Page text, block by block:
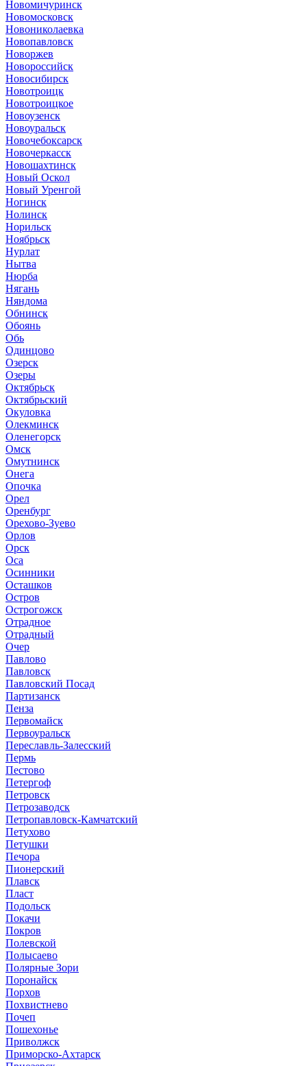
Новомичуринск
Новомосковск
Новониколаевка
Новопавловск
Новоржев
Новороссийск
Новосибирск
Новотроицк
Новотроицкое
Новоузенск
Новоуральск
Новочебоксарск
Новочеркасск
Новошахтинск
Новый Оскол
Новый Уренгой
Ногинск
Нолинск
Норильск
Ноябрьск
Нурлат
Нытва
Нюрба
Нягань
Няндома
Обнинск
Обоянь
Обь
Одинцово
Озерск
Озеры
Октябрьск
Октябрьский
Окуловка
Олекминск
Оленегорск
Омск
Омутнинск
Онега
Опочка
Орел
Оренбург
Орехово-Зуево
Орлов
Орск
Оса
Осинники
Осташков
Остров
Острогожск
Отрадное
Отрадный
Очер
Павлово
Павловск
Павловский Посад
Партизанск
Пенза
Первомайск
Первоуральск
Переславль-Залесский
Пермь
Пестово
Петергоф
Петровск
Петрозаводск
Петропавловск-Камчатский
Петухово
Петушки
Печора
Пионерский
Плавск
Пласт
Подольск
Покачи
Покров
Полевской
Полысаево
Полярные Зори
Поронайск
Порхов
Похвистнево
Почеп
Пошехонье
Приволжск
Приморско-Ахтарск